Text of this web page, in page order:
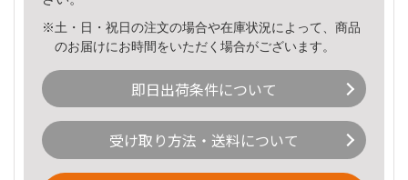
※土・日・祝日の注文の場合や在庫状況によって、商品
のお届けにお時間をいただく場合がございます。
即日出荷条件について
受け取り方法・送料について